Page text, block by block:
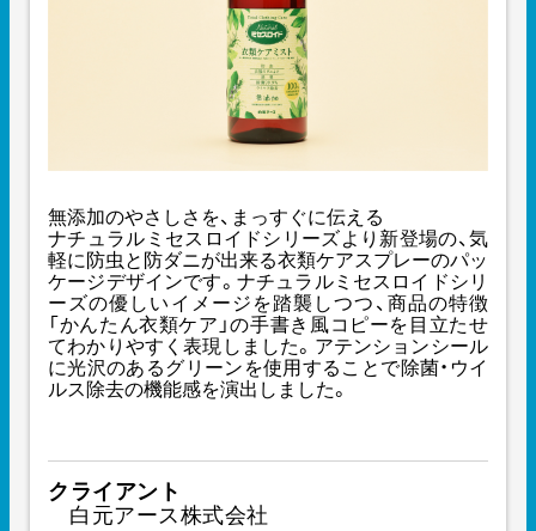
無添加のやさしさを、まっすぐに伝える
ナチュラルミセスロイドシリーズより新登場の、気
軽に防虫と防ダニが出来る衣類ケアスプレーのパッ
ケージデザインです。ナチュラルミセスロイドシリ
ーズの優しいイメージを踏襲しつつ、商品の特徴
「かんたん衣類ケア」の手書き風コピーを目立たせ
てわかりやすく表現しました。アテンションシール
に光沢のあるグリーンを使用することで除菌・ウイ
ルス除去の機能感を演出しました。
クライアント
白元アース株式会社